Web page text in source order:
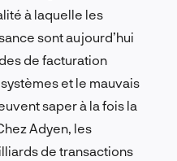
à laquelle les
sont aujourd’hui
de facturation
et le mauvais
saper à la fois la
Adyen, les
de transactions